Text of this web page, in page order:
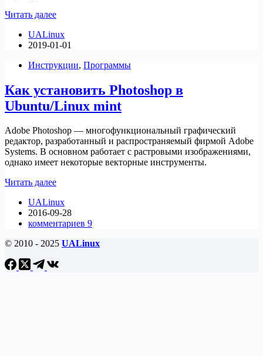
Читать далееAdobe®
таки
запустит
версии
продуктов?
UALinux
2019-01-01
Инструкции, Программы
Как установить Photoshop в
Ubuntu/Linux mint
Adobe Photoshop — многофункциональный графический
редактор, разработанный и распространяемый фирмой Adobe
Systems. В основном работает с растровыми изображениями,
однако имеет некоторые векторные инструменты.
Читать далееКак
Photoshop
в
Ubuntu/Linux
UALinux
2016-09-28
комментариев 9
© 2010 - 2025 UALinux